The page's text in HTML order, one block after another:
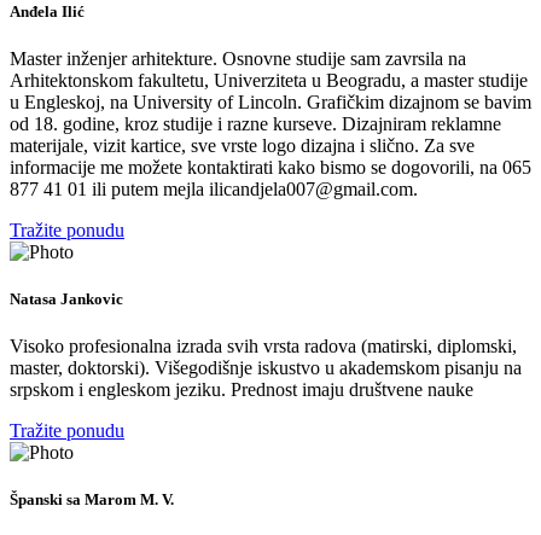
Anđela Ilić
Master inženjer arhitekture. Osnovne studije sam zavrsila na
Arhitektonskom fakultetu, Univerziteta u Beogradu, a master studije
u Engleskoj, na University of Lincoln. Grafičkim dizajnom se bavim
od 18. godine, kroz studije i razne kurseve. Dizajniram reklamne
materijale, vizit kartice, sve vrste logo dizajna i slično. Za sve
informacije me možete kontaktirati kako bismo se dogovorili, na 065
877 41 01 ili putem mejla ilicandjela007@gmail.com.
Tražite ponudu
Natasa Jankovic
Visoko profesionalna izrada svih vrsta radova (matirski, diplomski,
master, doktorski). Višegodišnje iskustvo u akademskom pisanju na
srpskom i engleskom jeziku. Prednost imaju društvene nauke
Tražite ponudu
Španski sa Marom M. V.